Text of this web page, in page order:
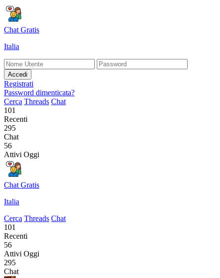
Chat Gratis
Italia
Accedi
Registrati
Password dimenticata?
Cerca Threads Chat
101
Recenti
295
Chat
56
Attivi Oggi
Chat Gratis
Italia
Cerca Threads Chat
101
Recenti
56
Attivi Oggi
295
Chat